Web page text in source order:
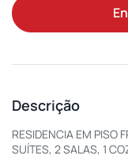
Descrição
RESIDENCIA EM PISO
SUÍTES, 2 SALAS, 1